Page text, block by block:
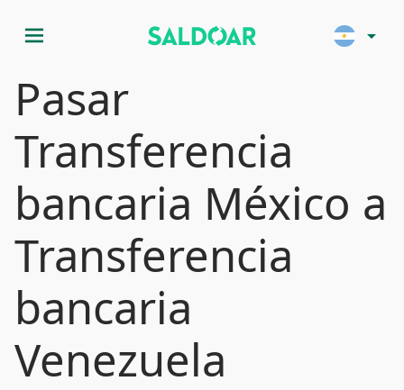
menu arrow_drop_down
Pasar
Transferencia
bancaria México a
Transferencia
bancaria
Venezuela